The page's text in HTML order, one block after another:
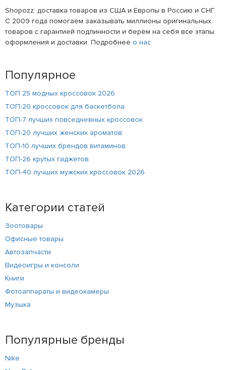
Shopozz: доставка товаров из США и Европы в Россию и СНГ.
С 2009 года помогаем заказывать миллионы оригинальных
товаров с гарантией подлинности и берём на себя все этапы
оформления и доставки. Подробнее о нас
Популярное
ТОП 25 модных кроссовок 2026
ТОП-20 кроссовок для баскетбола
ТОП-7 лучших повседневных кроссовок
ТОП-20 лучших женских ароматов
ТОП-10 лучших брендов витаминов
ТОП-26 крутых гаджетов
ТОП-40 лучших мужских кроссовок 2026
Категории статей
Зоотовары
Офисные товары
Автозапчасти
Видеоигры и консоли
Книги
Фотоаппараты и видеокамеры
Музыка
Популярные бренды
Nike